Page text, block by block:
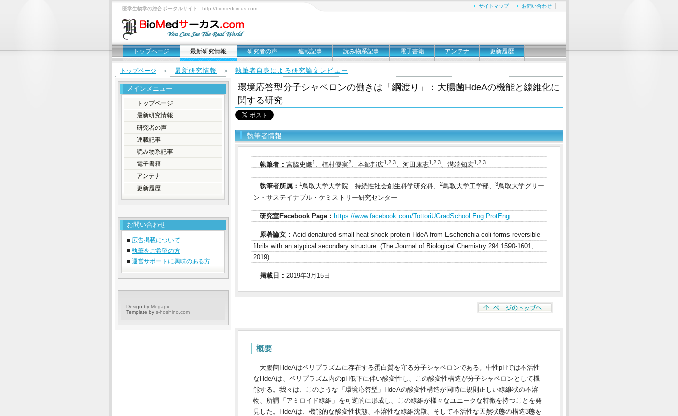
医学生物学の総合ポータルサイト - http://biomedcircus.com サイトマップ お問い合わせ
トップページ 最新研究情報 研究者の声 連載記事 読み物系記事 電子書籍 アンテナ 更新履歴
トップページ ＞ 最新研究情報 ＞ 執筆者自身による研究論文レビュー
環境応答型分子シャペロンの働きは「綱渡り」：大腸菌HdeAの機能と線維化に
関する研究
執筆者情報
執筆者： 宮脇史織1 、植村優実2、本郷邦広1,2,3、河田康志1,2,3、溝端知宏1,2,3
執筆者所属： 1 鳥取大学大学院 持続性社会創生科学研究科、 2鳥取大学工学部、 3鳥取大学グリー
ン・サステイナブル・ケミストリー研究センター
研究室Facebook Page： https://www.facebook.com/TottoriUGradSchool.Eng.ProtEng
原著論文： Acid-denatured small heat shock protein HdeA from Escherichia coli forms reversible
fibrils with an atypical secondary structure. (The Journal of Biological Chemistry 294:1590-1601,
2019)
掲載日： 2019年3月15日
概要
大腸菌HdeAはペリプラズムに存在する蛋白質を守る分子シャペロンである。中性pHでは不活性
なHdeAは、ペリプラズム内のpH低下に伴い酸変性し、この酸変性構造が分子シャペロンとして機
能する。我々は、このような「環境応答型」HdeAの酸変性構造が同時に規則正しい線維状の不溶
物、所謂「アミロイド線維」を可逆的に形成し、この線維が様々なユニークな特徴を持つことを発
見した。HdeAは、機能的な酸変性状態、不溶性な線維沈殿、そして不活性な天然状態の構造3態を
メインメニュー
トップページ
最新研究情報
研究者の声
連載記事
読み物系記事
電子書籍
アンテナ
更新履歴
お問い合わせ
■ 広告掲載について
■ 執筆をご希望の方
■ 運営サポートに興味のある方
Design by Megapx
Template by s-hoshino.com